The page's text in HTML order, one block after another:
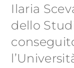
Ilaria
dello